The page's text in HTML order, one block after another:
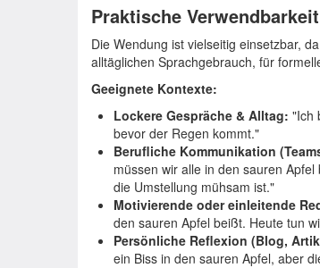
Praktische Verwendbarkeit
Die Wendung ist vielseitig einsetzbar,
alltäglichen Sprachgebrauch, für
Geeignete Kontexte:
Lockere Gespräche & Alltag: "Ich
bevor der Regen kommt."
Berufliche Kommunikation
müssen wir alle in den sauren
die Umstellung mühsam ist."
Motivierende oder einleitende
den sauren Apfel beißt. Heute tun
Persönliche Reflexion (Blog,
ein Biss in den sauren Apfel, aber